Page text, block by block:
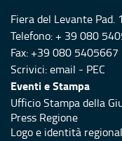
Fiera del Levante
Telefono: + 39 080
Fax: +39 080 5405667
Scrivici:email - PEC
Eventi e Stampa
Ufficio Stampa della
Press Regione
Logo e identità